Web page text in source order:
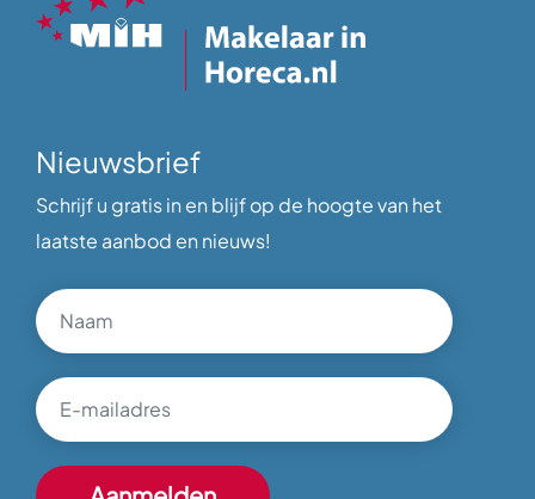
Nieuwsbrief
Schrijf u gratis in en blijf op de hoogte van het
laatste aanbod en nieuws!